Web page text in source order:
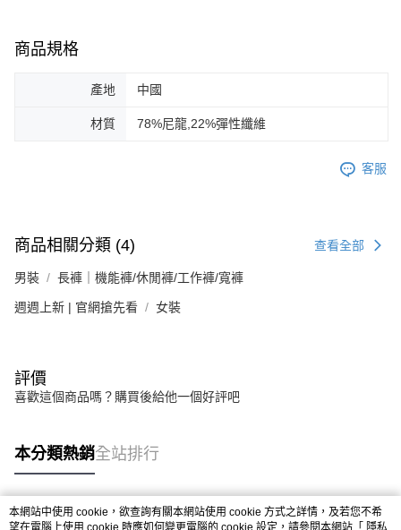
商品規格
產地 中國
材質 78%尼龍,22%彈性纖維
客服
商品相關分類 (4) 查看全部
男裝 長褲｜機能褲/休閒褲/工作褲/寬褲
週週上新 | 官網搶先看 女裝
評價
喜歡這個商品嗎？購買後給他一個好評吧
本分類熱銷全站排行
熱門標籤
本網站中使用 cookie，欲查詢有關本網站使用 cookie 方式之詳情，及若您不希
望在電腦上使用 cookie 時應如何變更電腦的 cookie 設定，請參閱本網站「 隱私